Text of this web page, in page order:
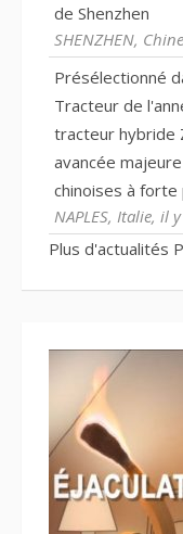
de Shenzhen
SHENZHEN,
Présélectionné
Tracteur de
tracteur hybride
avancée
chinoises à forte
NAPLES, Italie, il
Plus d'actualités